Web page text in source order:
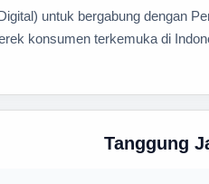
untuk bergabung dengan
konsumen terkemuka di
Tanggung